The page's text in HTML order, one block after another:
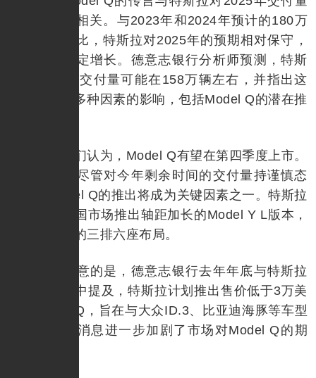
的预期密切相关。与2023年和2024年预计的180万
辆交付量相比，特斯拉对2025年的预期相对保守，
旨在保持稳定增长。德意志银行分析师预测，特斯
拉2025年的交付量可能在158万辆左右，并指出这
一预测受到多种因素的影响，包括Model Q的潜在推
分析师们认为，Model Q有望在第四季度上市。
他们表示，尽管对今年剩余时间的交付量持谨慎态
度，但Model Q的推出将成为关键因素之一。特斯拉
还计划在中国市场推出轴距加长的Model Y L版本，
可容纳更大的三排六座布局。
值得注意的是，德意志银行去年年底与特斯拉
的一次会面中提及，特斯拉计划推出售价低于3万美
元的Model Q，旨在与大众ID.3、比亚迪海豚等车型
竞争。这一消息进一步加剧了市场对Model Q的期